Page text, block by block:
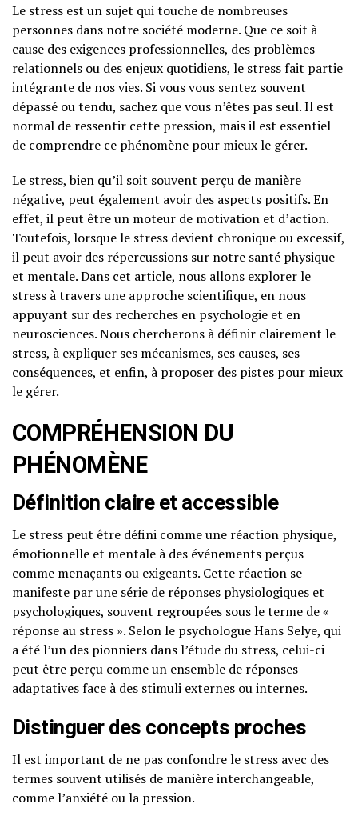
Le stress est un sujet qui touche de nombreuses
personnes dans notre société moderne. Que ce soit à
cause des exigences professionnelles, des problèmes
relationnels ou des enjeux quotidiens, le stress fait partie
intégrante de nos vies. Si vous vous sentez souvent
dépassé ou tendu, sachez que vous n’êtes pas seul. Il est
normal de ressentir cette pression, mais il est essentiel
de comprendre ce phénomène pour mieux le gérer.
Le stress, bien qu’il soit souvent perçu de manière
négative, peut également avoir des aspects positifs. En
effet, il peut être un moteur de motivation et d’action.
Toutefois, lorsque le stress devient chronique ou excessif,
il peut avoir des répercussions sur notre santé physique
et mentale. Dans cet article, nous allons explorer le
stress à travers une approche scientifique, en nous
appuyant sur des recherches en psychologie et en
neurosciences. Nous chercherons à définir clairement le
stress, à expliquer ses mécanismes, ses causes, ses
conséquences, et enfin, à proposer des pistes pour mieux
le gérer.
COMPRÉHENSION DU
PHÉNOMÈNE
Définition claire et accessible
Le stress peut être défini comme une réaction physique,
émotionnelle et mentale à des événements perçus
comme menaçants ou exigeants. Cette réaction se
manifeste par une série de réponses physiologiques et
psychologiques, souvent regroupées sous le terme de «
réponse au stress ». Selon le psychologue Hans Selye, qui
a été l’un des pionniers dans l’étude du stress, celui-ci
peut être perçu comme un ensemble de réponses
adaptatives face à des stimuli externes ou internes.
Distinguer des concepts proches
Il est important de ne pas confondre le stress avec des
termes souvent utilisés de manière interchangeable,
comme l’anxiété ou la pression.